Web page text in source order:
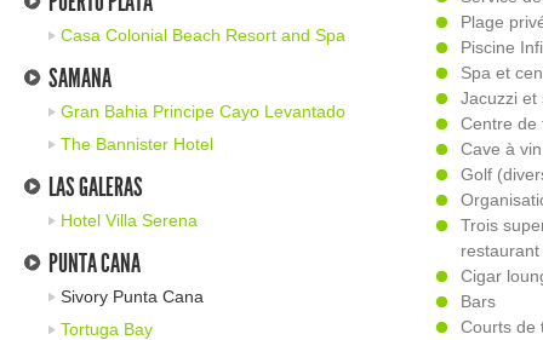
Casa Colonial Beach Resort and Spa
SAMANA
Gran Bahia Principe Cayo Levantado
The Bannister Hotel
LAS GALERAS
Hotel Villa Serena
PUNTA CANA
Sivory Punta Cana
Tortuga Bay
Plage
Piscine
Spa et
Jacuzzi et
Centre de
Cave à vin
Golf
Trois
Cigar
Bars
Courts de